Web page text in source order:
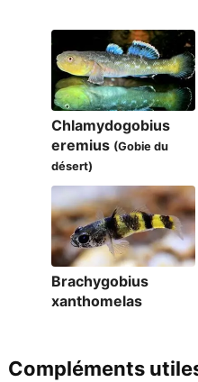
Chlamydogobius
eremius (Gobie du
désert)
Brachygobius
xanthomelas
Compléments